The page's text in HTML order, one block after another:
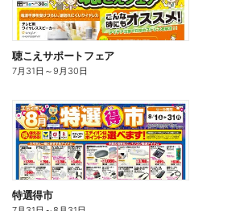
聴こえサポートフェア
7月31日 ～9月30日
特選得市